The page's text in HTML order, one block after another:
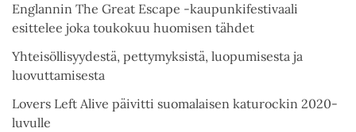
Englannin The Great Escape -kaupunkifestivaali
esittelee joka toukokuu huomisen tähdet
Yhteisöllisyydestä, pettymyksistä, luopumisesta ja
luovuttamisesta
Lovers Left Alive päivitti suomalaisen katurockin 2020-
luvulle